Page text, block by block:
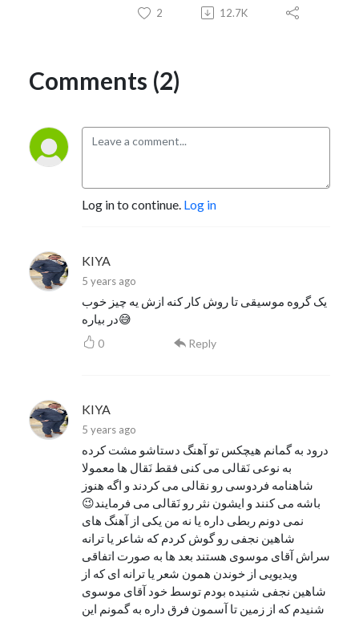
2 12.7K
Comments (2)
Log in to continue. Log in
KIYA
5 years ago
یک گروه موسیقی تا روش کار کنه ازش یه چیز خوب
در بیاره😅
0 Reply
KIYA
5 years ago
درود به گمانم هیچکس تو آهنگ دستاشو مشت کرده
به نوعی نَقالی می کنی فقط نَقال ها معمولا
شاهنامه فردوسی رو نقالی می کردند و اگه هنوز
باشه می کنند و ایشون نثر رو نَقالی می فرمایند😉
نمی دونم ربطی داره یا نه من یکی از آهنگ های
شاهین نجفی رو گوش کردم که شاعر یا ترانه
سراش آقای موسوی هستند بعد ها به صورت اتفاقی
ویدیویی از خوندن همون شعر یا ترانه ای که از
شاهین نجفی شنیده بودم توسط خود آقای موسوی
شنیدم که از زمین تا آسمون فرق داره به گمونم این